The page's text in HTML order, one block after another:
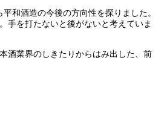
和酒造の今後の方向性を探りました。
手を打たないと後がないと考えていま
酒業界のしきたりからはみ出した、前